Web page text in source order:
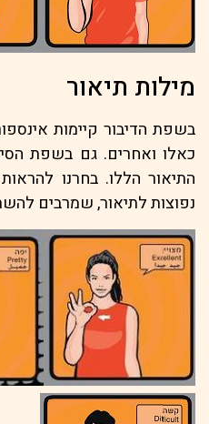
מילות תיאור
בשפת הדיבור קיימות
כאלו ואחרים. גם בשפת
נפוצות לתיאור, שמרבים